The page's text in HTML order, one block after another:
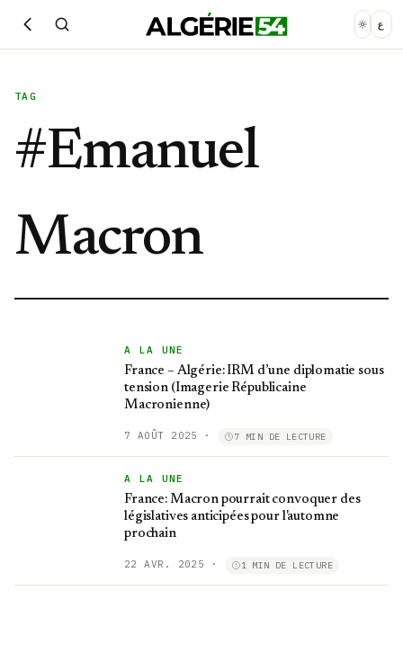
ع
TAG
#Emanuel
Macron
A LA UNE
France – Algérie: IRM d’une diplomatie sous
tension (Imagerie Républicaine
Macronienne)
7 AOÛT 2025 · 7 MIN DE LECTURE
A LA UNE
France: Macron pourrait convoquer des
législatives anticipées pour l'automne
prochain
22 AVR. 2025 · 1 MIN DE LECTURE